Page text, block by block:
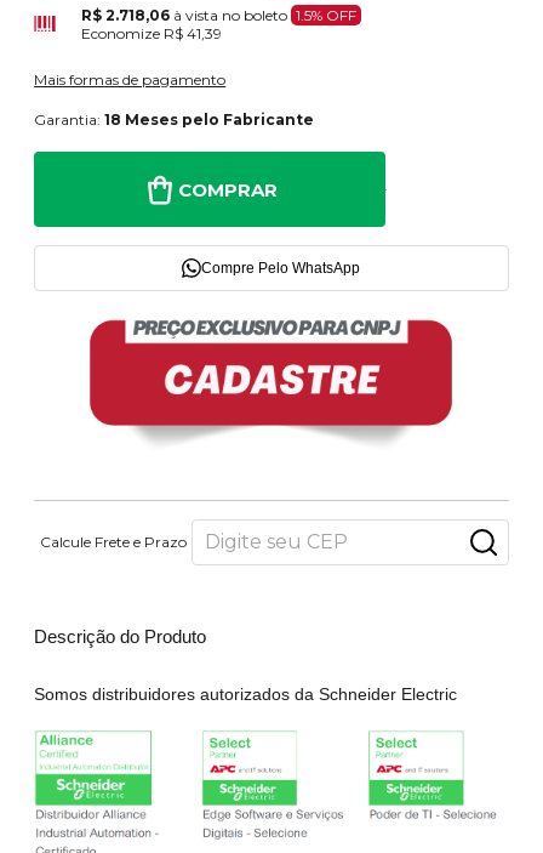
R$ 2.718,06 à vista no boleto 1.5% OFF
Economize R$ 41,39
Mais formas de pagamento
Garantia:18 Meses pelo Fabricante
COMPRAR
Compre Pelo WhatsApp
Calcule Frete e Prazo
Descrição do Produto
Somos distribuidores autorizados da Schneider Electric